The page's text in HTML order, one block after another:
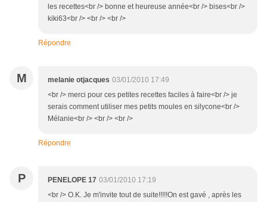
les recettes<br /> bonne et heureuse année<br /> bises<br />
kiki63<br /> <br /> <br />
Répondre
M melanie otjacques 03/01/2010 17:49
<br /> merci pour ces petites recettes faciles à faire<br /> je
serais comment utiliser mes petits moules en silycone<br />
Mélanie<br /> <br /> <br />
Répondre
P PENELOPE 17 03/01/2010 17:19
<br /> O.K. Je m'invite tout de suite!!!!!On est gavé , après les